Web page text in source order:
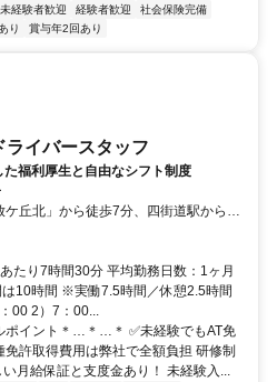
未経験者歓迎 経験者歓迎
社会保険完備
り 賞与年2回あり
イバースタッフ
福利厚生と自由なシフト制度
丘北」から徒歩7分、四街道駅から徒
たり7時間30分 平均勤務日数：1ヶ月
10時間 ※実働7.5時間／休憩2.5時間
00 2）7：00...
イント＊…＊…＊ ✅未経験でもAT免
許取得費用は弊社で全額負担 研修制
月給保証と支度金あり！ 未経験入...